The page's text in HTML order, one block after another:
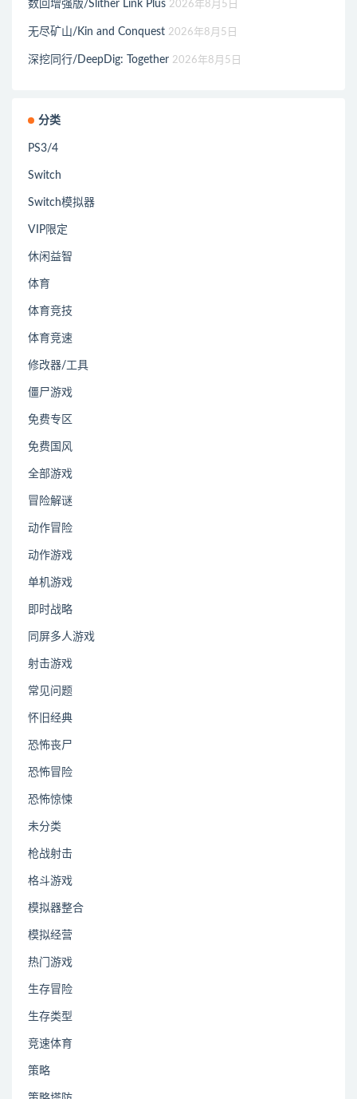
数回增强版/Slither Link Plus 2026年8月5日
无尽矿山/Kin and Conquest 2026年8月5日
深挖同行/DeepDig: Together 2026年8月5日
分类
PS3/4
Switch
Switch模拟器
VIP限定
休闲益智
体育
体育竞技
体育竞速
修改器/工具
僵尸游戏
免费专区
免费国风
全部游戏
冒险解谜
动作冒险
动作游戏
单机游戏
即时战略
同屏多人游戏
射击游戏
常见问题
怀旧经典
恐怖丧尸
恐怖冒险
恐怖惊悚
未分类
枪战射击
格斗游戏
模拟器整合
模拟经营
热门游戏
生存冒险
生存类型
竞速体育
策略